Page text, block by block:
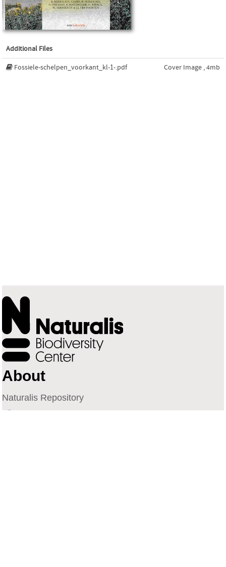
Additional Files
Fossiele-schelpen_voorkant_kl-1-.pdf Cover Image , 4mb
About
Naturalis Repository